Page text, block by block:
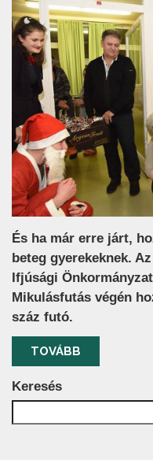
És ha már erre járt,
beteg gyerekeknek.
Ifjúsági
Mikulásfutás végén
száz futó.
TOVÁBB
Keresés